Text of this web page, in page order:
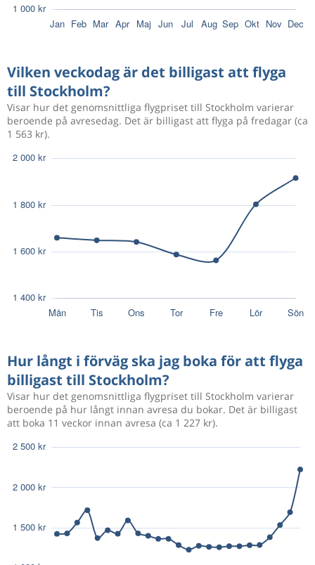
Vilken veckodag är det billigast att flyga
till Stockholm?
Visar hur det genomsnittliga flygpriset till Stockholm varierar
beroende på avresedag. Det är billigast att flyga på fredagar (ca
1 563 kr).
Hur långt i förväg ska jag boka för att flyga
billigast till Stockholm?
Visar hur det genomsnittliga flygpriset till Stockholm varierar
beroende på hur långt innan avresa du bokar. Det är billigast
att boka 11 veckor innan avresa (ca 1 227 kr).